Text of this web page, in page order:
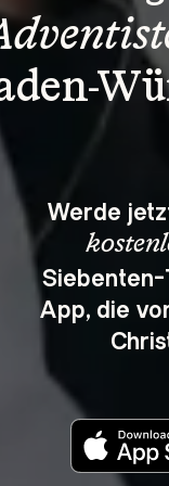
Werde
App, die